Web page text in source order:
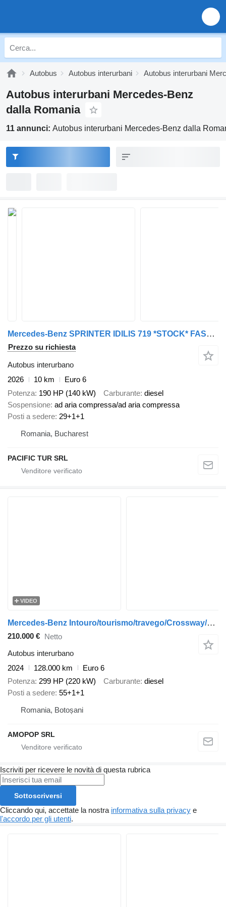
Autobus Autobus interurbani Autobus interurbani
Autobus interurbani Mercedes-Benz
dalla Romania
11 annunci: Autobus interurbani Mercedes-Benz dalla
Mercedes-Benz SPRINTER IDILIS 719 *STOCK* FAST DELIVERY
Prezzo su richiesta
Autobus interurbano
2026
10 km
Euro 6
Potenza 190 HP (140 kW) Carburante diesel
Sospensione ad aria compressa/ad aria compressa
Posti a sedere 29+1+1
Romania, Bucharest
PACIFIC TUR SRL
VIDEO
Mercedes-Benz Intouro/tourismo/travego/Crossway/Man
210.000 € Netto
Autobus interurbano
2024
128.000 km
Euro 6
Potenza 299 HP (220 kW) Carburante diesel
Posti a sedere 55+1+1
Romania, Botoșani
AMOPOP SRL
Iscriviti per ricevere le novità di questa rubrica
Sottoscriversi
Cliccando qui, accettate la nostra informativa sulla privacy e
l'accordo per gli utenti.